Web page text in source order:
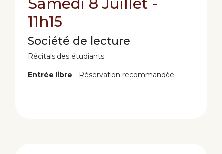
Samedi 8 Juillet -
11h15
Société de lecture
Récitals des étudiants
Entrée libre - Réservation recommandée